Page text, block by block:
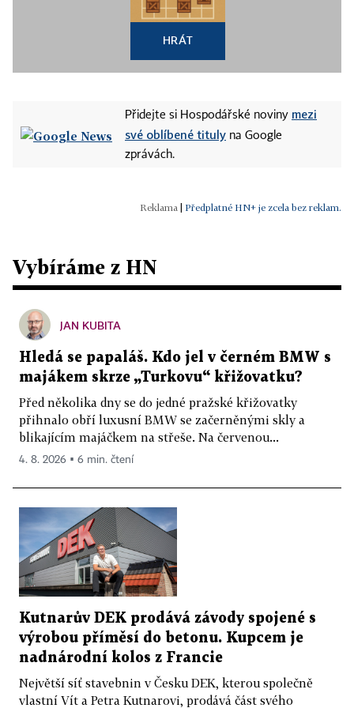
HRÁT
Přidejte si Hospodářské noviny mezi
své oblíbené tituly na Google
zprávách.
Předplatné HN+ je zcela bez reklam.
Vybíráme z HN
JAN KUBITA
Hledá se papaláš. Kdo jel v černém BMW s
majákem skrze „Turkovu“ křižovatku?
Před několika dny se do jedné pražské křižovatky
přihnalo obří luxusní BMW se začerněnými skly a
blikajícím majáčkem na střeše. Na červenou...
4. 8. 2026 ▪ 6 min. čtení
Kutnarův DEK prodává závody spojené s
výrobou příměsí do betonu. Kupcem je
nadnárodní kolos z Francie
Největší síť stavebnin v Česku DEK, kterou společně
vlastní Vít a Petra Kutnarovi, prodává část svého